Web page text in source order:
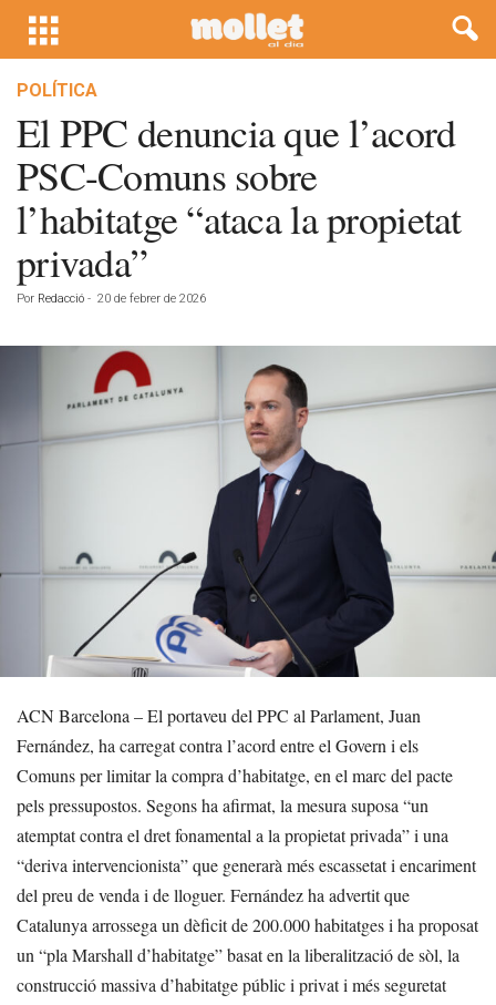
POLÍTICA
El PPC denuncia que l’acord
PSC-Comuns sobre
l’habitatge “ataca la propietat
privada”
Por Redacció - 20 de febrer de 2026
ACN Barcelona – El portaveu del PPC al Parlament, Juan
Fernández, ha carregat contra l’acord entre el Govern i els
Comuns per limitar la compra d’habitatge, en el marc del pacte
pels pressupostos. Segons ha afirmat, la mesura suposa “un
atemptat contra el dret fonamental a la propietat privada” i una
“deriva intervencionista” que generarà més escassetat i encariment
del preu de venda i de lloguer. Fernández ha advertit que
Catalunya arrossega un dèficit de 200.000 habitatges i ha proposat
un “pla Marshall d’habitatge” basat en la liberalització de sòl, la
construcció massiva d’habitatge públic i privat i més seguretat